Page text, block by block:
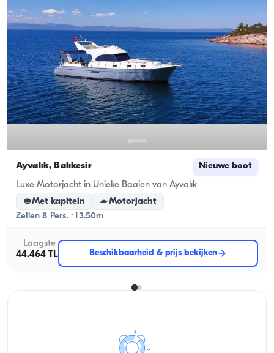
Ayvalık, Balıkesir Nieuwe boot
Luxe Motorjacht in Unieke Baaien van Ayvalık
Met kapitein
Motorjacht
Zeilen 8 Pers. · 13.50m
Laagste
44.464 TL
Beschikbaarheid & prijs bekijken